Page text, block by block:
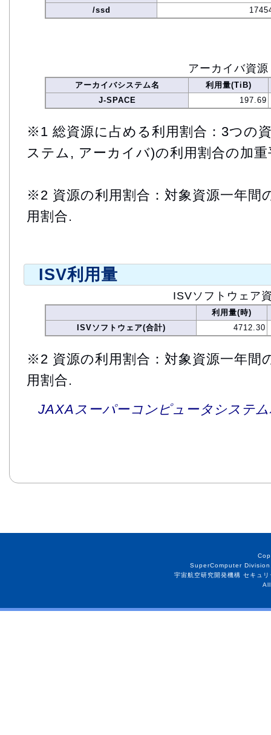
/ssd
アーカイバ資源
アーカイバシステム名
利用量(TiB)
J-SPACE
197.69
※1 総資源に占める利用割合：3つの
ステム, アーカイバ)の利用割合の加重
※2 資源の利用割合：対象資源一年間
用割合.
ISV利用量
ISVソフトウェア
利用量(時)
ISVソフトウェア(合計)
4712.30
※2 資源の利用割合：対象資源一年間
用割合.
JAXAスーパーコンピュータシステ
SuperComputer
宇宙航空研究開発機構 セキュ